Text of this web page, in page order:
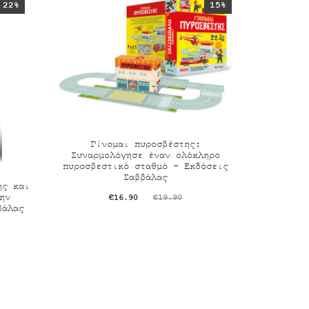
22%
και
15%
Γίνομαι πυροσβέστης:
Συναρμολόγησε έναν ολόκληρο
πυροσβεστικό σταθμό – Εκδόσεις
Σαββάλας
€19.90
Original
€16.90
Η